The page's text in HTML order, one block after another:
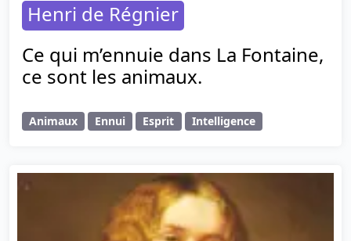
Henri de Régnier
Ce qui m’ennuie dans La Fontaine,
ce sont les animaux.
Animaux Ennui Esprit Intelligence